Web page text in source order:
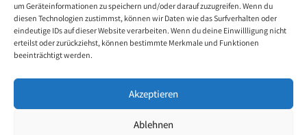
um Geräteinformationen zu speichern und/oder darauf zuzugreifen. Wenn du
diesen Technologien zustimmst, können wir Daten wie das Surfverhalten oder
eindeutige IDs auf dieser Website verarbeiten. Wenn du deine Einwillligung nicht
erteilst oder zurückziehst, können bestimmte Merkmale und Funktionen
beeinträchtigt werden.
Akzeptieren
Ablehnen
Donnerstag
9:00 to 18:00
Freitag
9:00 to 18:00
Samstag
Sonntag
Closed